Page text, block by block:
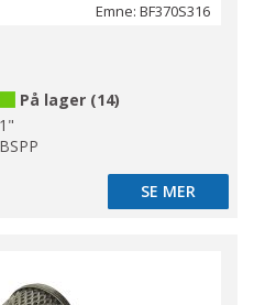
Emne: BF370S316
På lager (14)
1"
BSPP
SE MER
SE MER